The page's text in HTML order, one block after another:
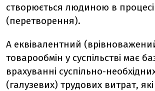
створюється людиною в
(перетворення).
А еквівалентний
товарообмін у суспільстві має
врахуванні суспільно-
(галузевих) трудових витрат,